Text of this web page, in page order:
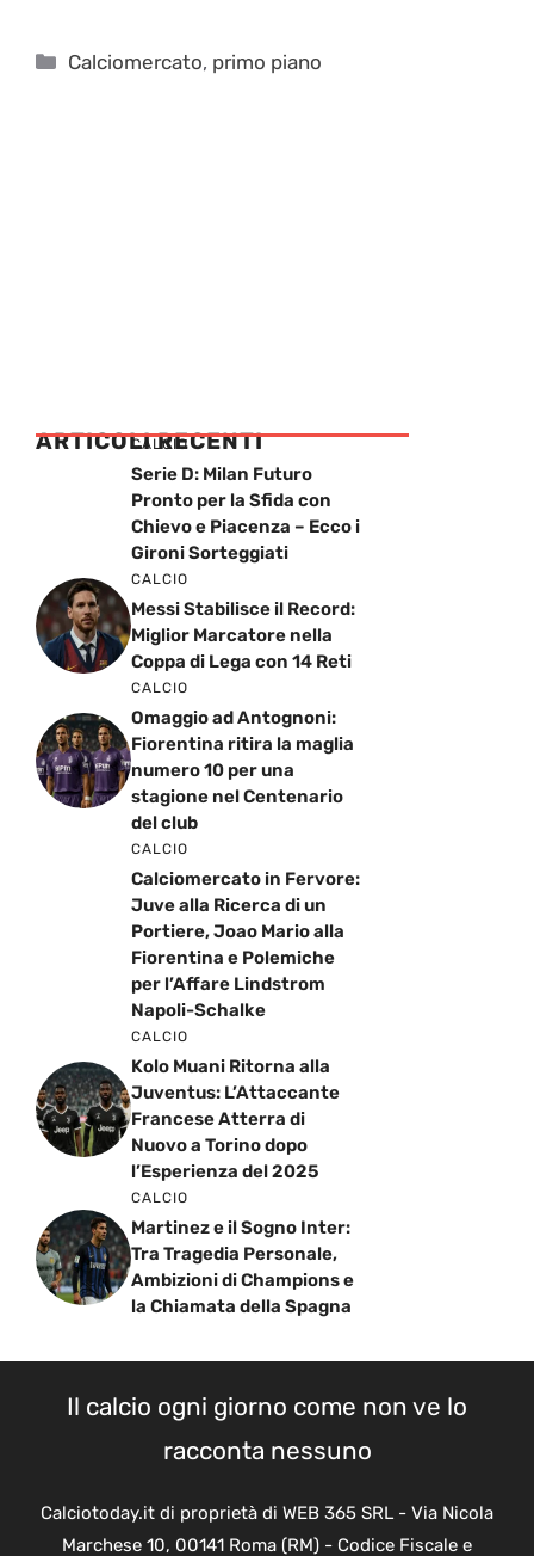
Categorie
Calciomercato, primo piano
ARTICOLI RECENTI
CALCIO
Serie D: Milan Futuro
Pronto per la Sfida con
Chievo e Piacenza – Ecco i
Gironi Sorteggiati
CALCIO
Messi Stabilisce il Record:
Miglior Marcatore nella
Coppa di Lega con 14 Reti
CALCIO
Omaggio ad Antognoni:
Fiorentina ritira la maglia
numero 10 per una
stagione nel Centenario
del club
CALCIO
Calciomercato in Fervore:
Juve alla Ricerca di un
Portiere, Joao Mario alla
Fiorentina e Polemiche
per l’Affare Lindstrom
Napoli-Schalke
CALCIO
Kolo Muani Ritorna alla
Juventus: L’Attaccante
Francese Atterra di
Nuovo a Torino dopo
l’Esperienza del 2025
CALCIO
Martinez e il Sogno Inter:
Tra Tragedia Personale,
Ambizioni di Champions e
la Chiamata della Spagna
Il calcio ogni giorno come non ve lo
racconta nessuno
Calciotoday.it di proprietà di WEB 365 SRL - Via Nicola
Marchese 10, 00141 Roma (RM) - Codice Fiscale e